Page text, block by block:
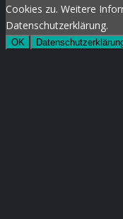
Cookies zu. Weitere
Datenschutzerklärung.
OK